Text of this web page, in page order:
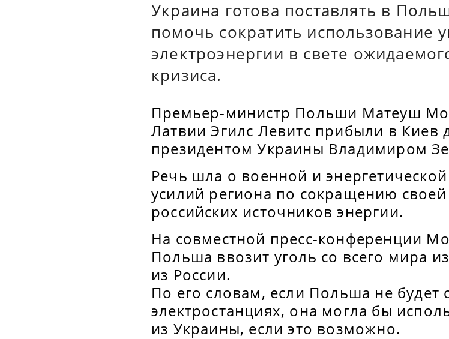
Украина готова поставлять в
помочь сократить использование
электроэнергии в свете
кризиса.
Премьер-министр Польши Матеуш
Латвии Эгилс Левитс прибыли в Киев
президентом Украины Владимиром
Речь шла о военной и
усилий региона по сокращению своей
российских источников энергии.
На совместной пресс-конференции
Польша ввозит уголь со всего мира
из России.
По его словам, если Польша не будет
электростанциях, она могла бы
из Украины, если это возможно.